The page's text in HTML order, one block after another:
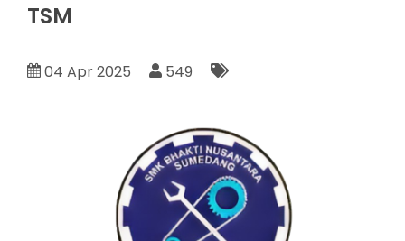
TSM
04 Apr 2025 549